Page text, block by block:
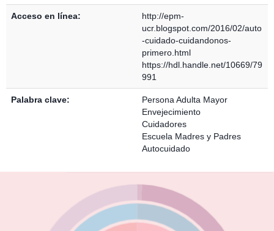
Acceso en línea:
http://epm-
ucr.blogspot.com/2016/02/auto
-cuidado-cuidandonos-
primero.html
https://hdl.handle.net/10669/79
991
Palabra clave:
Persona Adulta Mayor
Envejecimiento
Cuidadores
Escuela Madres y Padres
Autocuidado